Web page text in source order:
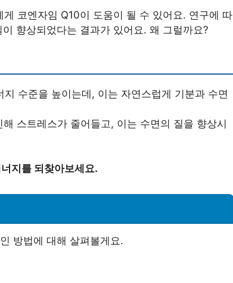
코엔자임 Q10이 도움이 될 수 있어요. 연구에 따
향상되었다는 결과가 있어요. 왜 그럴까요?
수준을 높이는데, 이는 자연스럽게 기분과 수면
스트레스가 줄어들고, 이는 수면의 질을 향상시
지를 되찾아보세요.
방법에 대해 살펴볼게요.